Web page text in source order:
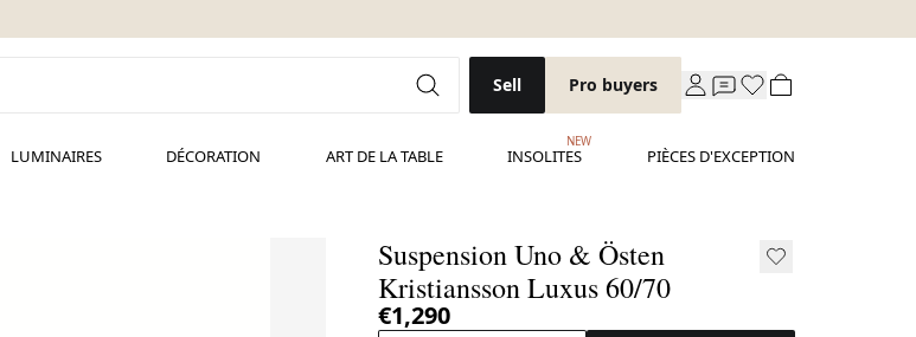
Sell Pro buyers
LUMINAIRES DÉCORATION ART DE LA TABLE INSOLITES
NEW
PIÈCES D'EXCEPTION
Suspension Uno & Östen
Kristiansson Luxus 60/70
€1,290